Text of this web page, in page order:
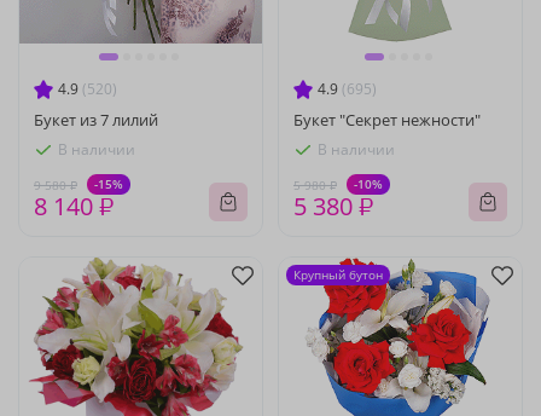
4.9 (520)
Букет из 7 лилий
В наличии
9 580 ₽ -15%
8 140 ₽
4.9 (695)
Букет "Секрет нежности"
В наличии
5 980 ₽ -10%
5 380 ₽
Крупный бутон